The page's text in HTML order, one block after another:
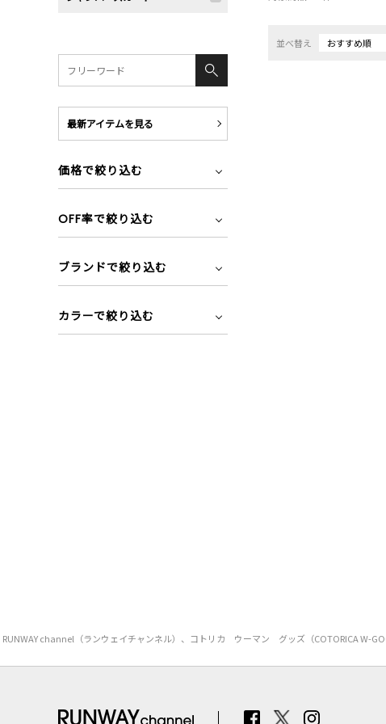
並べ替え おすすめ順
最新アイテムを見る
価格で絞り込む
OFF率で絞り込む
ブランドで絞り込む
カラーで絞り込む
RUNWAY channel（ランウェイチャンネル）、コトリカ ウーマン グッズ（COTORICA W-